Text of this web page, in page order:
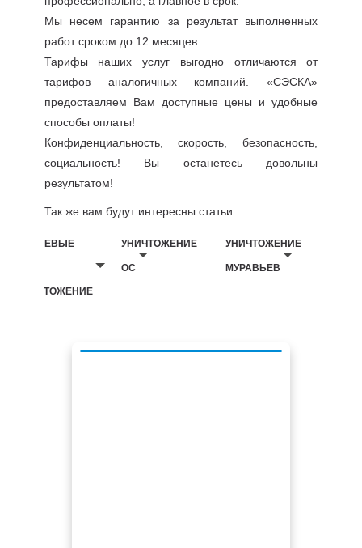
Мы несем гарантию за результат выполненных
работ сроком до 12 месяцев.
Тарифы наших услуг выгодно отличаются от
тарифов аналогичных компаний. «СЭСКА»
предоставляем Вам доступные цены и удобные
способы оплаты!
Конфиденциальность, скорость, безопасность,
социальность! Вы останетесь довольны
результатом!
Так же вам будут интересны статьи:
БЕЛЬЕВЫЕ
УНИЧТОЖЕНИЕ
УНИЧТОЖЕНИЕ
ОС
УНИЧТОЖЕНИЕ
МУРАВЬЕВ